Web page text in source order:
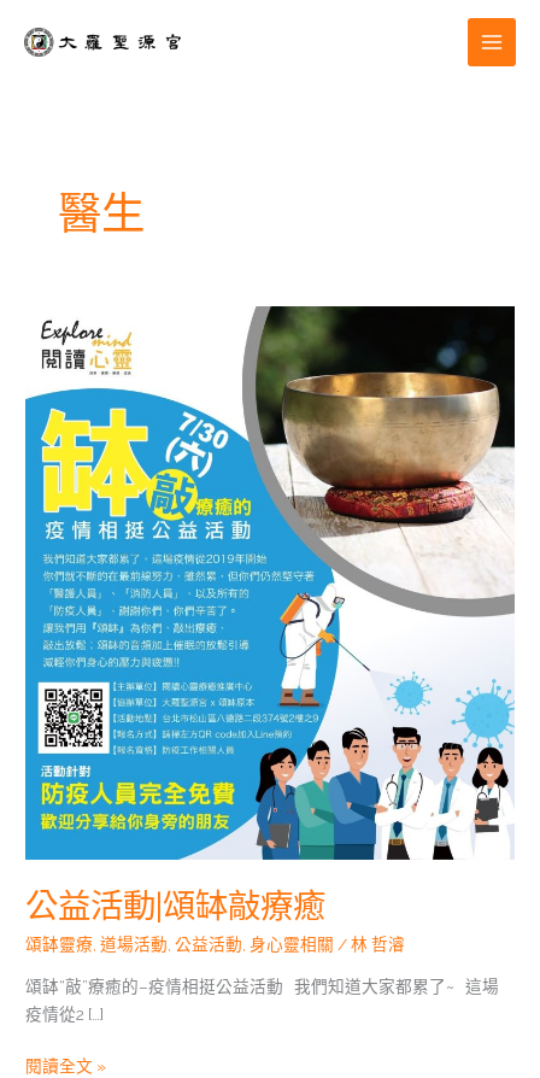
醫生
公益活動|頌缽敲療癒
頌缽靈療 ,道場活動 ,公益活動 ,身心靈相關 /林 哲濬
頌缽“敲”療癒的–疫情相挺公益活動 我們知道大家都累了~ 這場
疫情從2 […]
動|
頌
缽
閱讀全文 »